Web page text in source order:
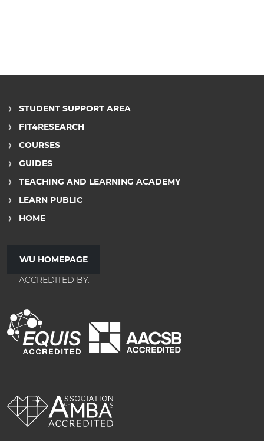
STUDENT SUPPORT AREA
FIT4RESEARCH
COURSES
GUIDES
TEACHING AND LEARNING ACADEMY
LEARN PUBLIC
HOME
WU HOMEPAGE
ACCREDITED BY: